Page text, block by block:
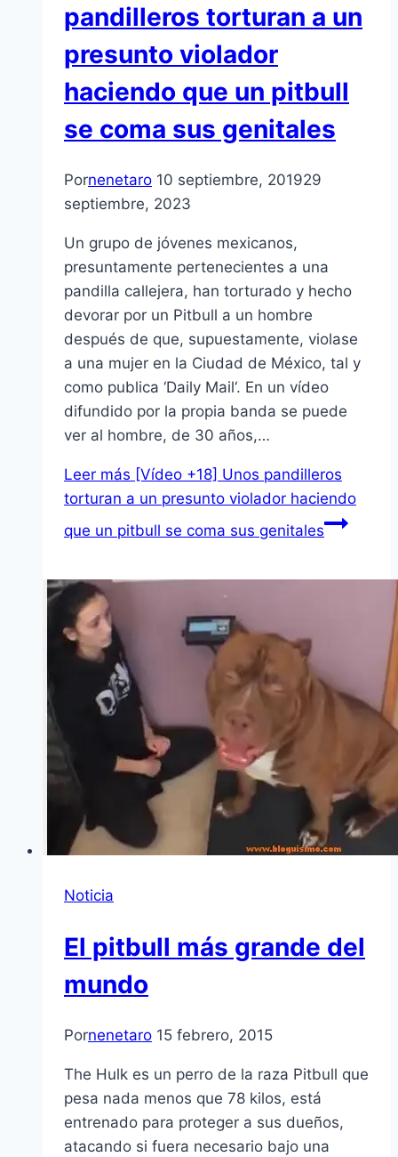
pandilleros torturan a un
presunto violador
haciendo que un pitbull
se coma sus genitales
Pornenetaro 10 septiembre, 201929
septiembre, 2023
Un grupo de jóvenes mexicanos,
presuntamente pertenecientes a una
pandilla callejera, han torturado y hecho
devorar por un Pitbull a un hombre
después de que, supuestamente, violase
a una mujer en la Ciudad de México, tal y
como publica ‘Daily Mail‘. En un vídeo
difundido por la propia banda se puede
ver al hombre, de 30 años,…
Leer más [Vídeo +18] Unos pandilleros
torturan a un presunto violador haciendo
que un pitbull se coma sus genitales
Noticia
El pitbull más grande del
mundo
Pornenetaro 15 febrero, 2015
The Hulk es un perro de la raza Pitbull que
pesa nada menos que 78 kilos, está
entrenado para proteger a sus dueños,
atacando si fuera necesario bajo una